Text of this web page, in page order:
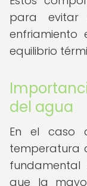
para evitar
enfriamiento
equilibrio
del agua
En el caso
temperatura
fundamental
que la